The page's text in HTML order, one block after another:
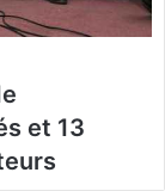
et 13